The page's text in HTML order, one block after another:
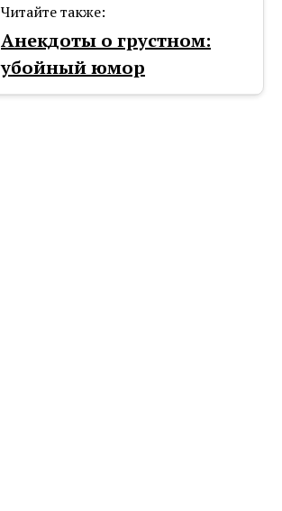
Читайте также:
Анекдоты о грустном:
убойный юмор